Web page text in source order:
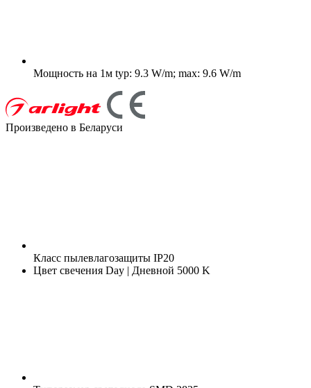
Мощность на 1м typ: 9.3 W/m; max: 9.6 W/m
Произведено в Беларуси
Класс пылевлагозащиты IP20
Цвет свечения Day | Дневной 5000 K